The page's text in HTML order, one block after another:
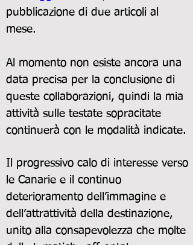
pubblicazione di due articoli al
mese.
Al momento non esiste ancora una
data precisa per la conclusione di
queste collaborazioni, quindi la mia
attività sulle testate sopracitate
continuerà con le modalità indicate.
Il progressivo calo di interesse verso
le Canarie e il continuo
deterioramento dell’immagine e
dell’attrattività della destinazione,
unito alla consapevolezza che molte